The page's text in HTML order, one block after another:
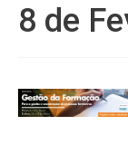
8 de